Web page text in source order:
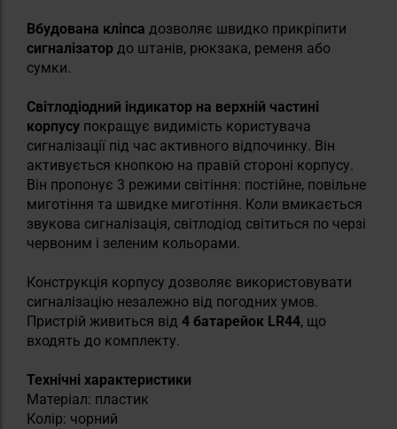
Вбудована кліпса дозволяє швидко прикріпити
сигналізатор до штанів, рюкзака, ременя або
сумки.
Світлодіодний індикатор на верхній частині
корпусу покращує видимість користувача
сигналізації під час активного відпочинку. Він
активується кнопкою на правій стороні корпусу.
Він пропонує 3 режими світіння: постійне, повільне
миготіння та швидке миготіння. Коли вмикається
звукова сигналізація, світлодіод світиться по черзі
червоним і зеленим кольорами.
Конструкція корпусу дозволяє використовувати
сигналізацію незалежно від погодних умов.
Пристрій живиться від 4 батарейок LR44, що
входять до комплекту.
Технічні характеристики
Матеріал: пластик
Колір: чорний